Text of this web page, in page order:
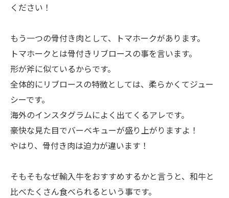
ください！
もう一つの骨付き肉として、トマホークがあります。
トマホークとは骨付きリブロースの事を言います。
形が斧に似ているからです。
全体的にリブロースの特徴としては、柔らかくてジュー
シーです。
海外のインスタグラムによく出てくるアレです。
豪快な見た目でバーベキューが盛り上がりますよ！
やはり、骨付き肉は迫力が違います！
そもそもなぜ輸入牛をおすすめするかと言うと、和牛と
比べたくさん食べられるという事です。